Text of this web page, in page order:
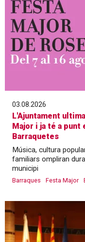
03.08.2026
L'Ajuntament
Major i ja té a punt
Barraquetes
Música, cultura
familiars ompliran
municipi
Barraques Festa Major